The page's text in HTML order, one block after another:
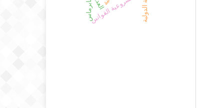
مشروعية القوانينهابرماس